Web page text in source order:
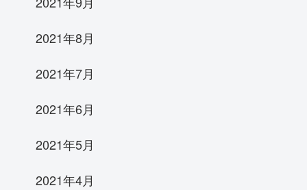
2021年8月
2021年7月
2021年6月
2021年5月
2021年4月